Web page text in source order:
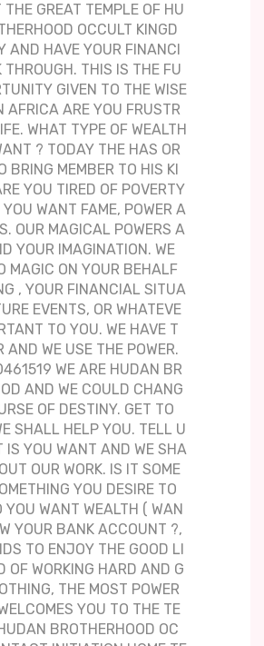
GREAT TEMPLE OF HU
OCCULT KINGD
AND HAVE YOUR FINANCI
THROUGH. THIS IS THE FU
GIVEN TO THE WISE
AFRICA ARE YOU FRUSTR
WHAT TYPE OF WEALTH
? TODAY THE HAS OR
BRING MEMBER TO HIS KI
YOU TIRED OF POVERTY
WANT FAME, POWER A
OUR MAGICAL POWERS A
YOUR IMAGINATION. WE
MAGIC ON YOUR BEHALF
, YOUR FINANCIAL SITUA
EVENTS, OR WHATEVE
TO YOU. WE HAVE T
AND WE USE THE POWER.
WE ARE HUDAN BR
AND WE COULD CHANG
OF DESTINY. GET TO
SHALL HELP YOU. TELL U
IS YOU WANT AND WE SHA
OUR WORK. IS IT SOME
YOU DESIRE TO
YOU WANT WEALTH ( WAN
YOUR BANK ACCOUNT ?,
TO ENJOY THE GOOD LI
OF WORKING HARD AND G
THE MOST POWER
YOU TO THE TE
BROTHERHOOD OC